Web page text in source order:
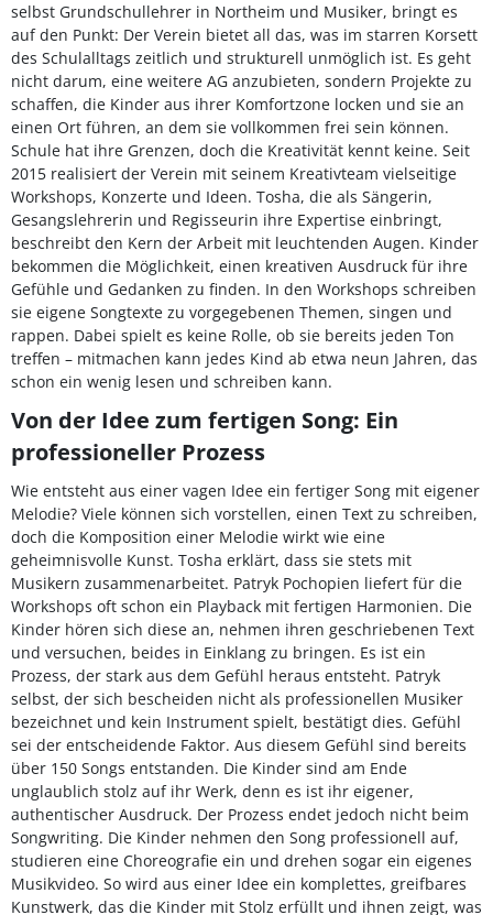
selbst Grundschullehrer in Northeim und Musiker, bringt es
auf den Punkt: Der Verein bietet all das, was im starren Korsett
des Schulalltags zeitlich und strukturell unmöglich ist. Es geht
nicht darum, eine weitere AG anzubieten, sondern Projekte zu
schaffen, die Kinder aus ihrer Komfortzone locken und sie an
einen Ort führen, an dem sie vollkommen frei sein können.
Schule hat ihre Grenzen, doch die Kreativität kennt keine. Seit
2015 realisiert der Verein mit seinem Kreativteam vielseitige
Workshops, Konzerte und Ideen. Tosha, die als Sängerin,
Gesangslehrerin und Regisseurin ihre Expertise einbringt,
beschreibt den Kern der Arbeit mit leuchtenden Augen. Kinder
bekommen die Möglichkeit, einen kreativen Ausdruck für ihre
Gefühle und Gedanken zu finden. In den Workshops schreiben
sie eigene Songtexte zu vorgegebenen Themen, singen und
rappen. Dabei spielt es keine Rolle, ob sie bereits jeden Ton
treffen – mitmachen kann jedes Kind ab etwa neun Jahren, das
schon ein wenig lesen und schreiben kann.
Von der Idee zum fertigen Song: Ein
professioneller Prozess
Wie entsteht aus einer vagen Idee ein fertiger Song mit eigener
Melodie? Viele können sich vorstellen, einen Text zu schreiben,
doch die Komposition einer Melodie wirkt wie eine
geheimnisvolle Kunst. Tosha erklärt, dass sie stets mit
Musikern zusammenarbeitet. Patryk Pochopien liefert für die
Workshops oft schon ein Playback mit fertigen Harmonien. Die
Kinder hören sich diese an, nehmen ihren geschriebenen Text
und versuchen, beides in Einklang zu bringen. Es ist ein
Prozess, der stark aus dem Gefühl heraus entsteht. Patryk
selbst, der sich bescheiden nicht als professionellen Musiker
bezeichnet und kein Instrument spielt, bestätigt dies. Gefühl
sei der entscheidende Faktor. Aus diesem Gefühl sind bereits
über 150 Songs entstanden. Die Kinder sind am Ende
unglaublich stolz auf ihr Werk, denn es ist ihr eigener,
authentischer Ausdruck. Der Prozess endet jedoch nicht beim
Songwriting. Die Kinder nehmen den Song professionell auf,
studieren eine Choreografie ein und drehen sogar ein eigenes
Musikvideo. So wird aus einer Idee ein komplettes, greifbares
Kunstwerk, das die Kinder mit Stolz erfüllt und ihnen zeigt, was